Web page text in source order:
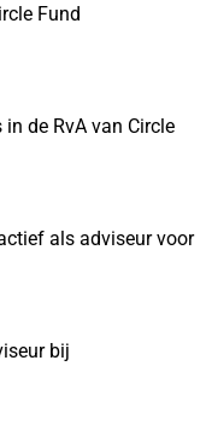
Fund
de RvA van Circle
als adviseur voor
bij